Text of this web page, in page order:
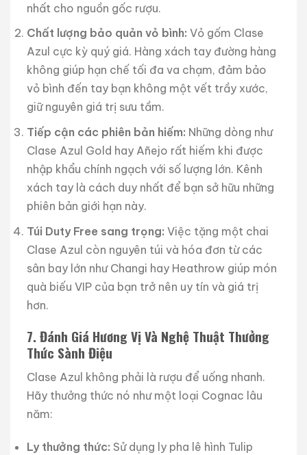
nhất cho nguồn gốc rượu.
Chất lượng bảo quản vỏ bình: Vỏ gốm Clase
Azul cực kỳ quý giá. Hàng xách tay đường hàng
không giúp hạn chế tối đa va chạm, đảm bảo
vỏ bình đến tay bạn không một vết trầy xước,
giữ nguyên giá trị sưu tầm.
Tiếp cận các phiên bản hiếm: Những dòng như
Clase Azul Gold hay Añejo rất hiếm khi được
nhập khẩu chính ngạch với số lượng lớn. Kênh
xách tay là cách duy nhất để bạn sở hữu những
phiên bản giới hạn này.
Túi Duty Free sang trọng: Việc tặng một chai
Clase Azul còn nguyên túi và hóa đơn từ các
sân bay lớn như Changi hay Heathrow giúp món
quà biếu VIP của bạn trở nên uy tín và giá trị
hơn.
7. Đánh Giá Hương Vị Và Nghệ Thuật Thưởng
Thức Sành Điệu
Clase Azul không phải là rượu để uống nhanh.
Hãy thưởng thức nó như một loại Cognac lâu
năm:
Ly thưởng thức: Sử dụng ly pha lê hình Tulip